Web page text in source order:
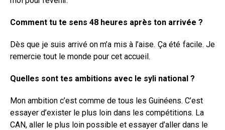
Comment tu te sens 48 heures après ton arrivée ?
Dès que je suis arrivé on m’a mis à l’aise. Ça été facile. Je
remercie tout le monde pour cet accueil.
Quelles sont tes ambitions avec le syli national ?
Mon ambition c’est comme de tous les Guinéens. C’est
essayer d’exister le plus loin dans les compétitions. La
CAN, aller le plus loin possible et essayer d’aller dans le